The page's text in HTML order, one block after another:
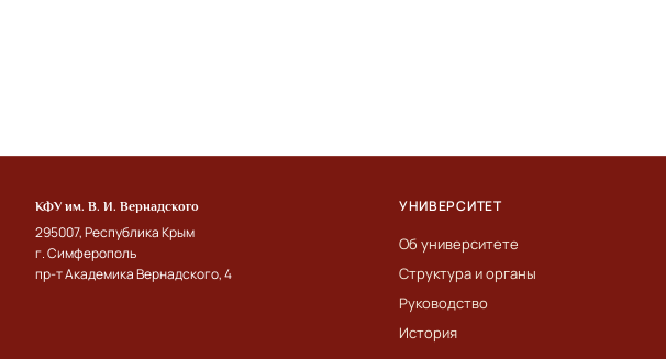
КФУ им. В. И. Вернадского
295007, Республика Крым
г. Симферополь
пр-т Академика Вернадского, 4
УНИВЕРСИТЕТ
Об университете
Структура и органы
Руководство
История